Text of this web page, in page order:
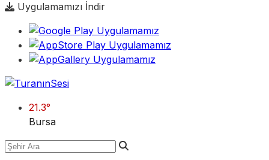
Uygulamamızı İndir
21.3°
Bursa